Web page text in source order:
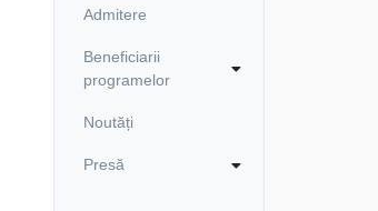
Admitere
Beneficiarii
programelor
Noutăți
Presă